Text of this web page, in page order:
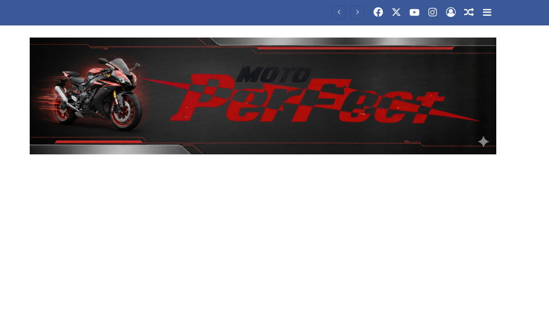
«Το Ιράν απέδειξε τη δύναμή του απέναντι στον ακριβότερο στρατό του κόσμου» FacebookYouTubeInstagram
Log InRandom Article
Sidebar